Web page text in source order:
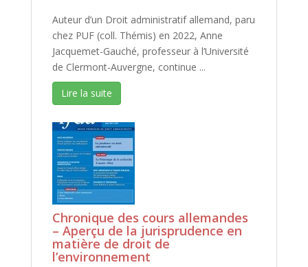
Auteur d’un Droit administratif allemand, paru
chez PUF (coll. Thémis) en 2022, Anne
Jacquemet-Gauché, professeur à l’Université
de Clermont-Auvergne, continue ...
Lire la suite
Chronique des cours allemandes
– Aperçu de la jurisprudence en
matière de droit de
l’environnement